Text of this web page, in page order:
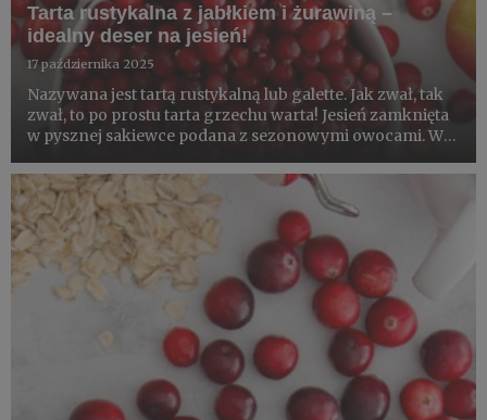
Tarta rustykalna z jabłkiem i żurawiną –
idealny deser na jesień!
17 października 2025
Nazywana jest tartą rustykalną lub galette. Jak zwał, tak
zwał, to po prostu tarta grzechu warta! Jesień zamknięta
w pysznej sakiewce podana z sezonowymi owocami. W
zdrowotnych, które razem smakują wyśmienicie. W tym...